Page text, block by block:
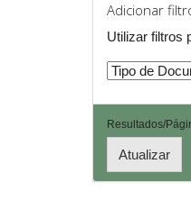
Adicionar
Utilizar filtros
Resultados/